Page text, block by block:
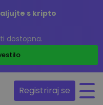
s kripto
dostopna.
Registriraj se